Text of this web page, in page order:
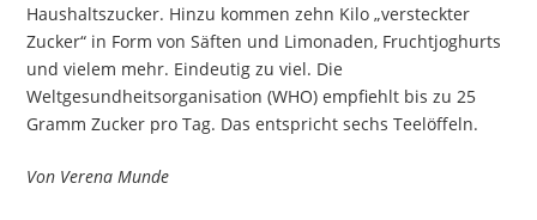
Haushaltszucker. Hinzu kommen zehn Kilo „versteckter
Zucker“ in Form von Säften und Limonaden, Fruchtjoghurts
und vielem mehr. Eindeutig zu viel. Die
Weltgesundheitsorganisation (WHO) empfiehlt bis zu 25
Gramm Zucker pro Tag. Das entspricht sechs Teelöffeln.
Von Verena Munde